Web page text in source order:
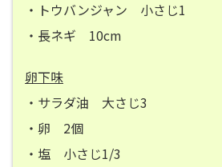
・トウバンジャン 小さじ1
・長ネギ 10cm
卵下味
・サラダ油 大さじ3
・卵 2個
・塩 小さじ1/3